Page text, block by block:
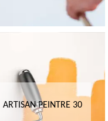
ARTISAN PEINTRE 30